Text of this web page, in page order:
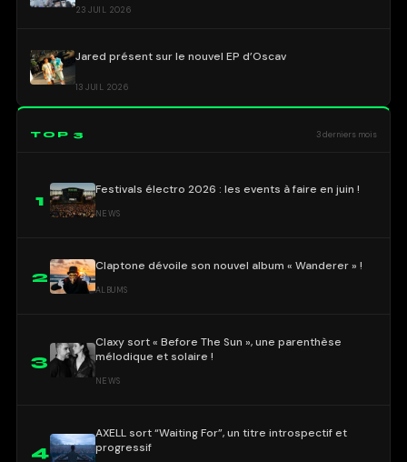
23 JUIL 2026
Jared présent sur le nouvel EP d’Oscav
13 JUIL 2026
TOP 3 3 derniers mois
1
Festivals électro 2026 : les events à faire en juin !
NEWS
2
Claptone dévoile son nouvel album « Wanderer » !
ALBUMS
3
Claxy sort « Before The Sun », une parenthèse
mélodique et solaire !
NEWS
4
AXELL sort “Waiting For”, un titre introspectif et
progressif